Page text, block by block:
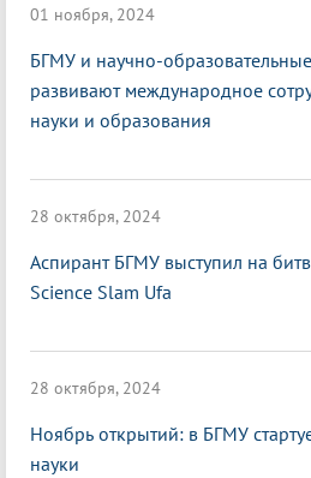
01 ноября, 2024
БГМУ и научно-
развивают международное
науки и образования
28 октября, 2024
Аспирант БГМУ выступил на
Science Slam Ufa
28 октября, 2024
Ноябрь открытий: в БГМУ
науки